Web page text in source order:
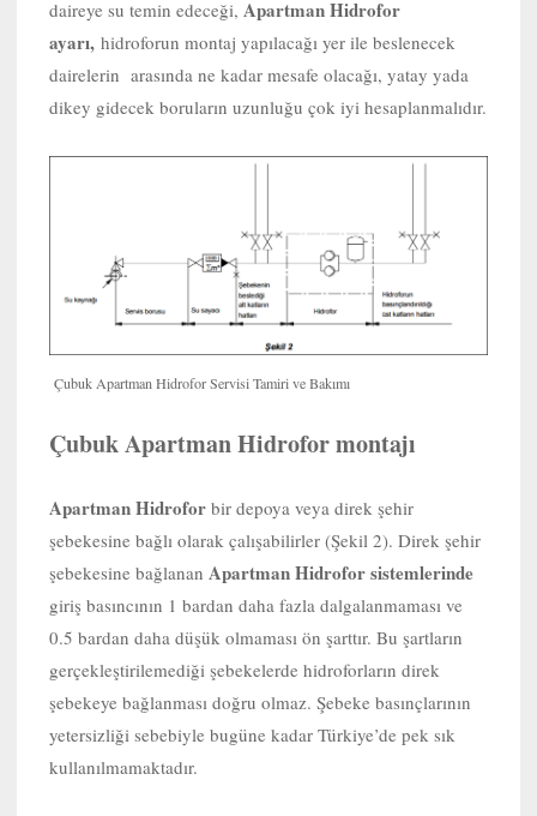
daireye su temin edeceği, Apartman Hidrofor
ayarı, hidroforun montaj yapılacağı yer ile beslenecek
dairelerin arasında ne kadar mesafe olacağı, yatay yada
dikey gidecek boruların uzunluğu çok iyi hesaplanmalıdır.
Çubuk Apartman Hidrofor Servisi Tamiri ve Bakımı
Çubuk Apartman Hidrofor montajı
Apartman Hidrofor bir depoya veya direk şehir
şebekesine bağlı olarak çalışabilirler (Şekil 2). Direk şehir
şebekesine bağlanan Apartman Hidrofor sistemlerinde
giriş basıncının 1 bardan daha fazla dalgalanmaması ve
0.5 bardan daha düşük olmaması ön şarttır. Bu şartların
gerçekleştirilemediği şebekelerde hidroforların direk
şebekeye bağlanması doğru olmaz. Şebeke basınçlarının
yetersizliği sebebiyle bugüne kadar Türkiye’de pek sık
kullanılmamaktadır.